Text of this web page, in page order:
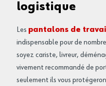
logistique
Les pantalons de
indispensable pour de
soyez cariste, livreur,
vivement recommandé de
seulement ils vous